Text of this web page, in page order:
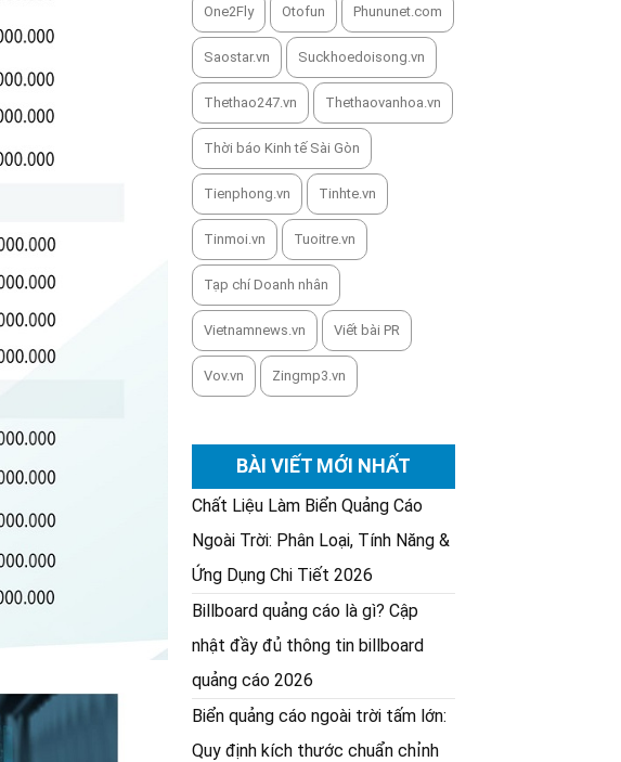
One2Fly Otofun Phununet.com
Saostar.vn Suckhoedoisong.vn
Thethao247.vn Thethaovanhoa.vn
Thời báo Kinh tế Sài Gòn
Tienphong.vn Tinhte.vn
Tinmoi.vn Tuoitre.vn
Tạp chí Doanh nhân
Vietnamnews.vn Viết bài PR
Vov.vn Zingmp3.vn
BÀI VIẾT MỚI NHẤT
Chất Liệu Làm Biển Quảng Cáo
Ngoài Trời: Phân Loại, Tính Năng &
Ứng Dụng Chi Tiết 2026
Billboard quảng cáo là gì? Cập
nhật đầy đủ thông tin billboard
quảng cáo 2026
Biển quảng cáo ngoài trời tấm lớn:
Quy định kích thước chuẩn chỉnh